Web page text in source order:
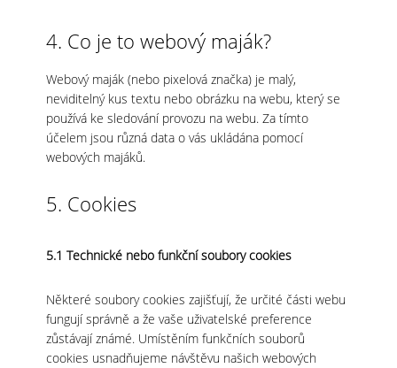
4. Co je to webový maják?
Webový maják (nebo pixelová značka) je malý,
neviditelný kus textu nebo obrázku na webu, který se
používá ke sledování provozu na webu. Za tímto
účelem jsou různá data o vás ukládána pomocí
webových majáků.
5. Cookies
5.1 Technické nebo funkční soubory cookies
Některé soubory cookies zajišťují, že určité části webu
fungují správně a že vaše uživatelské preference
zůstávají známé. Umístěním funkčních souborů
cookies usnadňujeme návštěvu našich webových